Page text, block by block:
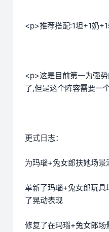
<p>推荐搭配:1坦+1奶
<p>这是目前第一为强
了,但是这个阵容需要一
更式日志：
为玛瑙+兔女郎扶她场景
革新了玛瑙+兔女郎玩具
了晃动表现
修复了在玛瑙+兔女郎